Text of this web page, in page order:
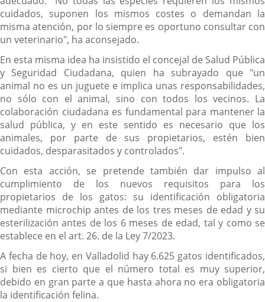
cuidados, suponen los mismos costes o demandan la
misma atención, por lo siempre es oportuno consultar con
un veterinario", ha aconsejado.
En esta misma idea ha insistido el concejal de Salud Pública
y Seguridad Ciudadana, quien ha subrayado que "un
animal no es un juguete e implica unas responsabilidades,
no sólo con el animal, sino con todos los vecinos. La
colaboración ciudadana es fundamental para mantener la
salud pública, y en este sentido es necesario que los
animales, por parte de sus propietarios, estén bien
cuidados, desparasitados y controlados".
Con esta acción, se pretende también dar impulso al
cumplimiento de los nuevos requisitos para los
propietarios de los gatos: su identificación obligatoria
mediante microchip antes de los tres meses de edad y su
esterilización antes de los 6 meses de edad, tal y como se
establece en el art. 26. de la Ley 7/2023.
A fecha de hoy, en Valladolid hay 6.625 gatos identificados,
si bien es cierto que el número total es muy superior,
debido en gran parte a que hasta ahora no era obligatoria
la identificación felina.